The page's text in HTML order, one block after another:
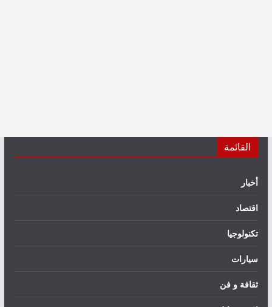
القائمة
أخبار
اقتصاد
تكنولوجيا
سيارات
ثقافة و فن